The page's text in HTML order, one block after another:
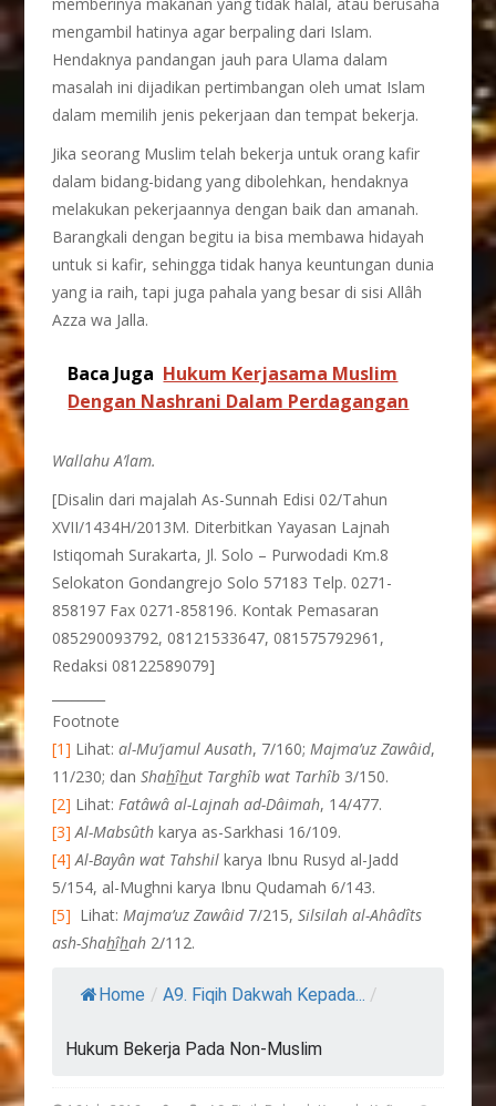
mengambil hatinya agar berpaling dari Islam.
Hendaknya pandangan jauh para Ulama dalam
masalah ini dijadikan pertimbangan oleh umat Islam
dalam memilih jenis pekerjaan dan tempat bekerja.
Jika seorang Muslim telah bekerja untuk orang kafir
dalam bidang-bidang yang dibolehkan, hendaknya
melakukan pekerjaannya dengan baik dan amanah.
Barangkali dengan begitu ia bisa membawa hidayah
untuk si kafir, sehingga tidak hanya keuntungan dunia
yang ia raih, tapi juga pahala yang besar di sisi Allâh
Azza wa Jalla.
Baca Juga Hukum Kerjasama Muslim
Dengan Nashrani Dalam Perdagangan
Wallahu A’lam.
[Disalin dari majalah As-Sunnah Edisi 02/Tahun
XVII/1434H/2013M. Diterbitkan Yayasan Lajnah
Istiqomah Surakarta, Jl. Solo – Purwodadi Km.8
Selokaton Gondangrejo Solo 57183 Telp. 0271-
858197 Fax 0271-858196. Kontak Pemasaran
085290093792, 08121533647, 081575792961,
Redaksi 08122589079]
Footnote
[1] Lihat:al-Mu’jamul Ausath, 7/160;Majma’uz Zawâid,
11/230; danShahîhut Targhîb wat Tarhîb 3/150.
[2] Lihat:Fatâwâ al-Lajnah ad-Dâimah, 14/477.
[3] Al-Mabsûth karya as-Sarkhasi 16/109.
[4] Al-Bayân wat Tahshil karya Ibnu Rusyd al-Jadd
5/154, al-Mughni karya Ibnu Qudamah 6/143.
[5] Lihat:Majma’uz Zawâid7/215,Silsilah al-Ahâdîts
ash-Shahîhah 2/112.
Home / A9. Fiqih Dakwah Kepada... /
Hukum Bekerja Pada Non-Muslim